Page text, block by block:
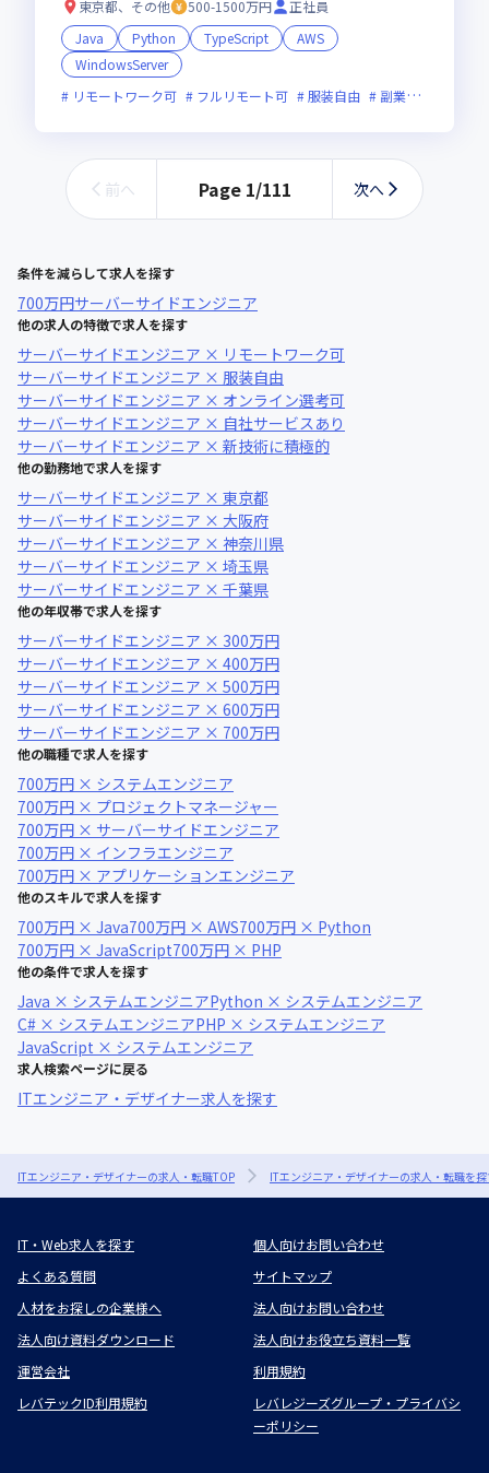
たにオススメの環境です！
東京都、その他
500-1500万円
正社員
Java
Python TypeScript
AWS
WindowsServer
リモートワーク可
フルリモート可 服装自由 副業可
前へ Page 1/111 次へ
条件を減らして求人を探す
700万円サーバーサイドエンジニア
他の求人の特徴で求人を探す
サーバーサイドエンジニア × リモートワーク可
サーバーサイドエンジニア × 服装自由
サーバーサイドエンジニア × オンライン選考可
サーバーサイドエンジニア × 自社サービスあり
サーバーサイドエンジニア × 新技術に積極的
他の勤務地で求人を探す
サーバーサイドエンジニア × 東京都
サーバーサイドエンジニア × 大阪府
サーバーサイドエンジニア × 神奈川県
サーバーサイドエンジニア × 埼玉県
サーバーサイドエンジニア × 千葉県
他の年収帯で求人を探す
サーバーサイドエンジニア × 300万円
サーバーサイドエンジニア × 400万円
サーバーサイドエンジニア × 500万円
サーバーサイドエンジニア × 600万円
サーバーサイドエンジニア × 700万円
他の職種で求人を探す
700万円 × システムエンジニア
700万円 × プロジェクトマネージャー
700万円 × サーバーサイドエンジニア
700万円 × インフラエンジニア
700万円 × アプリケーションエンジニア
他のスキルで求人を探す
700万円 × Java700万円 × AWS700万円 × Python
700万円 × JavaScript700万円 × PHP
他の条件で求人を探す
Java × システムエンジニアPython × システムエンジニア
C# × システムエンジニアPHP × システムエンジニア
JavaScript × システムエンジニア
求人検索ページに戻る
ITエンジニア・デザイナー求人を探す
ITエンジニア・デザイナーの求人・転職TOP ITエンジニア・デザイナーの求人・転職を
IT・Web求人を探す
個人向けお問い合わせ
よくある質問
サイトマップ
人材をお探しの企業様へ
法人向けお問い合わせ
法人向け資料ダウンロード
法人向けお役立ち資料一覧
運営会社
利用規約
レバテックID利用規約
レバレジーズグループ・プライバシ
ーポリシー